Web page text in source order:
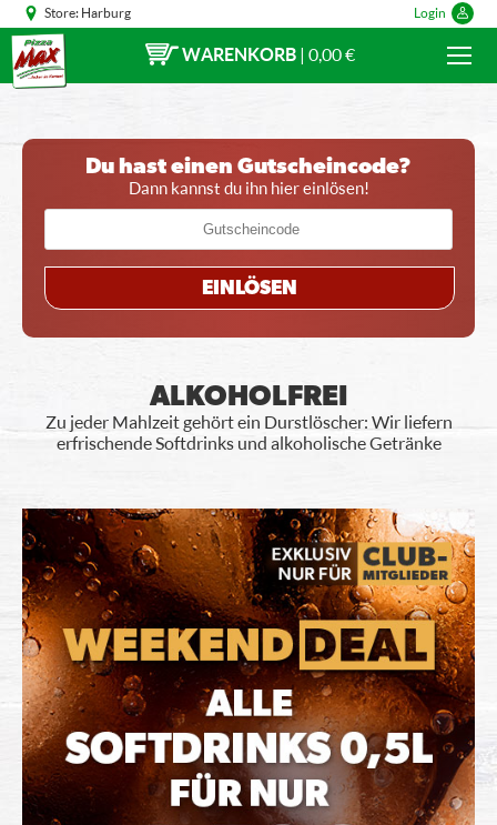
Store: Harburg Login
WARENKORB | 0,00 €
Du hast einen Gutscheincode?
Dann kannst du ihn hier einlösen!
EINLÖSEN
ALKOHOLFREI
Zu jeder Mahlzeit gehört ein Durstlöscher: Wir liefern
erfrischende Softdrinks und alkoholische Getränke